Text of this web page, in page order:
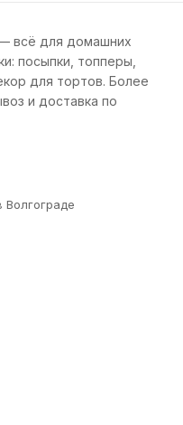
всё для домашних
посыпки, топперы,
для тортов. Более
и доставка по
Волгограде